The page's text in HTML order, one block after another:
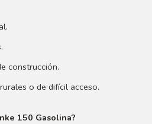
construcción.
o de difícil acceso.
150 Gasolina?